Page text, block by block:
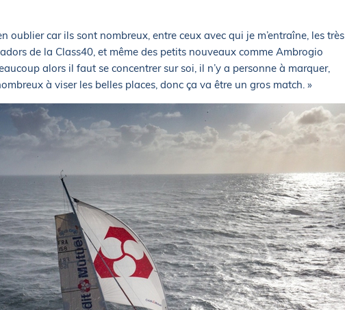
oublier car ils sont nombreux, entre ceux avec qui je m’entraîne, les très
de la Class40, et même des petits nouveaux comme Ambrogio
alors il faut se concentrer sur soi, il n’y a personne à marquer,
à viser les belles places, donc ça va être un gros match. »